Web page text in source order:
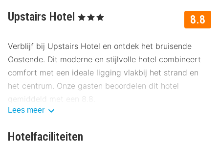
8.8
Upstairs Hotel , 3 Sterren
Verblijf bij Upstairs Hotel en ontdek het bruisende
Oostende. Dit moderne en stijlvolle hotel combineert
comfort met een ideale ligging vlakbij het strand en
het centrum. Onze gasten beoordelen dit hotel
gemiddeld met een 8.8.
Upstairs Hotel ligt op een centrale locatie in Oostende,
Lees meer
Hotelfaciliteiten